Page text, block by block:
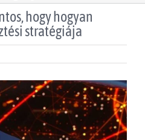
hogy hogyan
stratégiája